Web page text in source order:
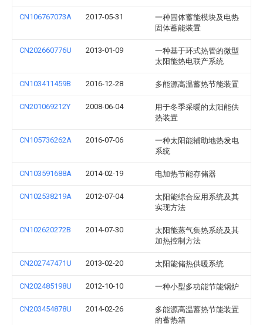
CN106767073A 2017-05-31
一种固体蓄能模块及电热
固体蓄能装置
CN202660776U 2013-01-09
一种基于环式热管的微型
太阳能热电联产系统
CN103411459B 2016-12-28 多能源高温蓄热节能装置
CN201069212Y 2008-06-04
用于冬季采暖的太阳能供
热装置
CN105736262A 2016-07-06
一种太阳能辅助地热发电
系统
CN103591688A 2014-02-19 电加热节能存储器
CN102538219A 2012-07-04
太阳能综合应用系统及其
实现方法
CN102620272B 2014-07-30
太阳能蒸气集热系统及其
加热控制方法
CN202747471U 2013-02-20 太阳能储热供暖系统
CN202485198U 2012-10-10 一种小型多功能节能锅炉
CN203454878U 2014-02-26
多能源高温蓄热节能装置
的蓄热箱